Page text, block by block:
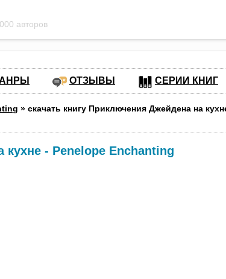
авторов
ОТЗЫВЫ СЕРИИ КНИГ
»скачать книгу Приключения Джейдена на
кухне - Penelope Enchanting